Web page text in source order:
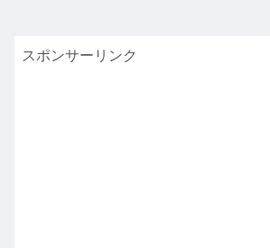
スポンサーリンク